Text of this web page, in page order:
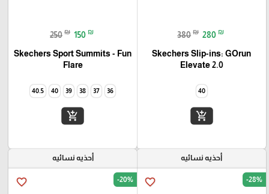
380 ₪ 280 ₪
Skechers Slip-ins: GOrun
Elevate 2.0
40
add_shopping_cart
250 ₪ 150 ₪
Skechers Sport Summits - Fun
Flare‏
36
37
38
39
40
40.5
add_shopping_cart
أحذيه نسائيه
favorite_border -28%
أحذيه نسائيه
favorite_border -20%